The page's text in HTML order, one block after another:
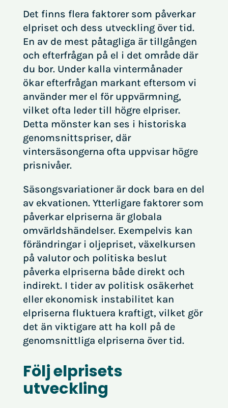
Det finns flera faktorer som påverkar
elpriset och dess utveckling över tid.
En av de mest påtagliga är tillgången
och efterfrågan på el i det område där
du bor. Under kalla vintermånader
ökar efterfrågan markant eftersom vi
använder mer el för uppvärmning,
vilket ofta leder till högre elpriser.
Detta mönster kan ses i historiska
genomsnittspriser, där
vintersäsongerna ofta uppvisar högre
prisnivåer.
Säsongsvariationer är dock bara en del
av ekvationen. Ytterligare faktorer som
påverkar elpriserna är globala
omvärldshändelser. Exempelvis kan
förändringar i oljepriset, växelkursen
på valutor och politiska beslut
påverka elpriserna både direkt och
indirekt. I tider av politisk osäkerhet
eller ekonomisk instabilitet kan
elpriserna fluktuera kraftigt, vilket gör
det än viktigare att ha koll på de
genomsnittliga elpriserna över tid.
Följ elprisets
utveckling